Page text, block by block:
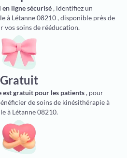
ligne sécurisé, identifiez un
à Létanne 08210 , disponible près de
vos soins de rééducation.
Gratuit
est gratuit pour les patients, pour
de soins de kinésithérapie à
à Létanne 08210.